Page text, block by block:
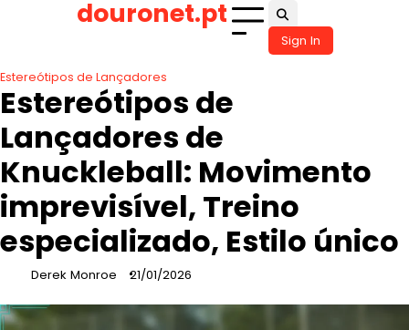
douronet.pt
Sign In
Estereótipos de Lançadores
Estereótipos de
Lançadores de
Knuckleball: Movimento
imprevisível, Treino
especializado, Estilo único
Derek Monroe 21/01/2026